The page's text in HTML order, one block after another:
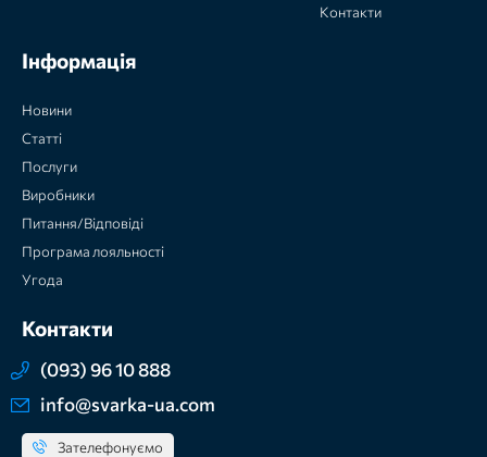
Контакти
Інформація
Новини
Статті
Послуги
Виробники
Питання/Відповіді
Програма лояльності
Угода
Контакти
(093) 96 10 888
info@svarka-ua.com
Зателефонуємо